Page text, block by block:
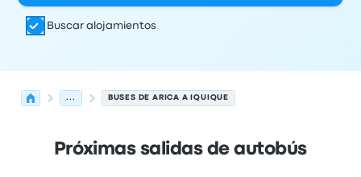
Buscar alojamientos
... BUSES DE ARICA A IQUIQUE
Próximas salidas de autobús